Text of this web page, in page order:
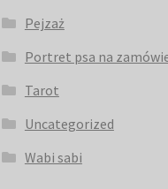
Pejzaż
Portret psa na
Tarot
Uncategorized
Wabi sabi